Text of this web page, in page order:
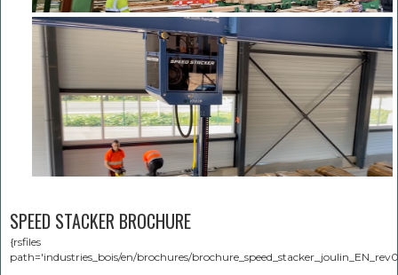
SPEED STACKER BROCHURE
{rsfiles
path='industries_bois/en/brochures/